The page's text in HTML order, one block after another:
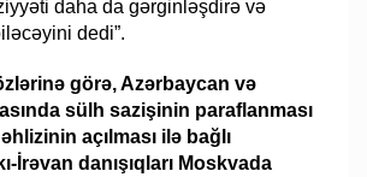
daha da gərginləşdirə və
dedi”.
görə, Azərbaycan və
sülh sazişinin paraflanması
açılması ilə bağlı
İrəvan danışıqları Moskvada